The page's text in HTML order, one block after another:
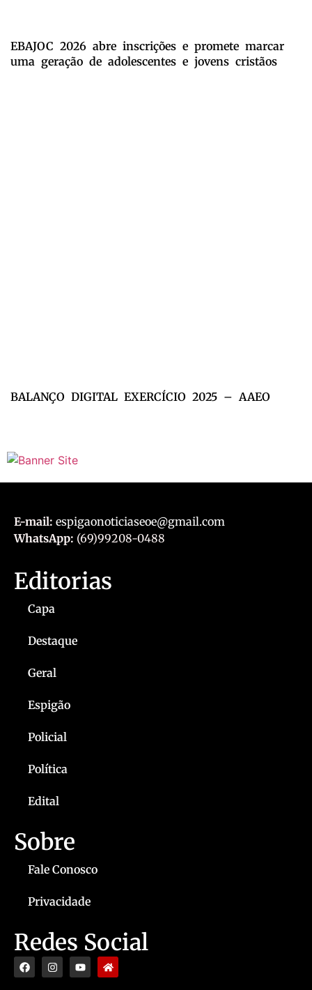
EBAJOC 2026 abre inscrições e promete marcar
uma geração de adolescentes e jovens cristãos
BALANÇO DIGITAL EXERCÍCIO 2025 – AAEO
E-mail: espigaonoticiaseoe@gmail.com
WhatsApp: (69)99208-0488
Editorias
Capa
Destaque
Geral
Espigão
Policial
Política
Edital
Sobre
Fale Conosco
Privacidade
Redes Social